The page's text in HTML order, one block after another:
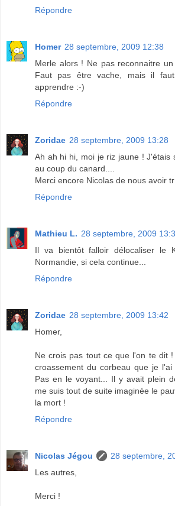
Répondre
Homer 28 septembre, 2009 12:38
Merle alors ! Ne pas reconnaitre
Faut pas être vache, mais il
apprendre :-)
Répondre
Zoridae 28 septembre, 2009 13:28
Ah ah hi hi, moi je riz jaune ! J'étais
au coup du canard....
Merci encore Nicolas de nous avoir
Répondre
Mathieu L. 28 septembre, 2009
Il va bientôt falloir délocaliser le
Normandie, si cela continue...
Répondre
Zoridae 28 septembre, 2009 13:42
Homer,
Ne crois pas tout ce que l'on te dit
croassement du corbeau que je
Pas en le voyant... Il y avait plein
me suis tout de suite imaginée le
la mort !
Répondre
Nicolas Jégou
28 septembre,
Les autres,
Merci !